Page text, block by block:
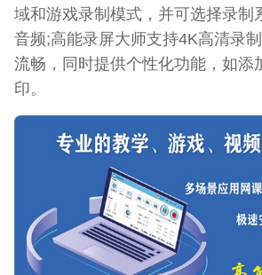
域和游戏录制模式，并可选择录制
音频;高能录屏大师支持4K高清录
流畅，同时提供个性化功能，如添
印。